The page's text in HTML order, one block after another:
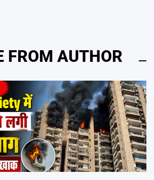
FROM AUTHOR